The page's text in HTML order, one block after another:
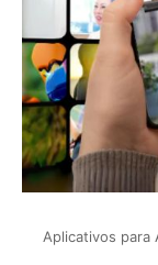
Aplicativos para